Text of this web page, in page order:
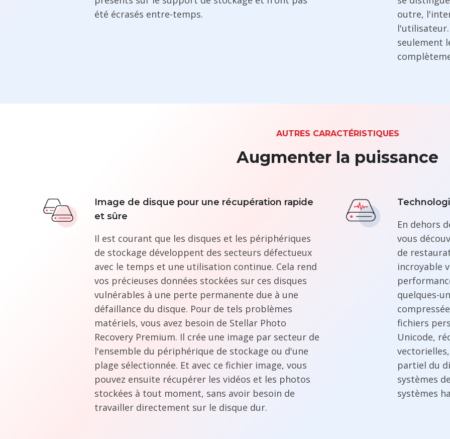
été écrasés entre-temps.
outre,
seulement
AUTRES CARACTÉRISTIQUES
Augmenter la puissance
Image de disque pour une récupération rapide
et sûre
Il est courant que les disques et les périphériques
de stockage développent des secteurs défectueux
avec le temps et une utilisation continue. Cela rend
vos précieuses données stockées sur ces disques
vulnérables à une perte permanente due à une
défaillance du disque. Pour de tels problèmes
matériels, vous avez besoin de Stellar Photo
Recovery Premium. Il crée une image par secteur de
l'ensemble du périphérique de stockage ou d'une
plage sélectionnée. Et avec ce fichier image, vous
pouvez ensuite récupérer les vidéos et les photos
stockées à tout moment, sans avoir besoin de
travailler directement sur le disque dur.
En dehors
vous
de
incroyable
quelques-
fichiers
Unicode,
partiel du
systèmes
systèmes